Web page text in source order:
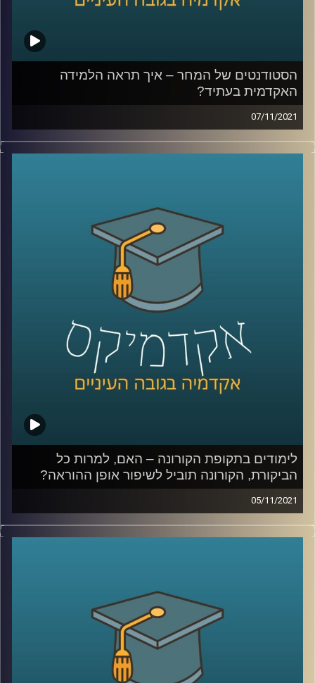
הסטודנטים של המחר – איך תראה הלמידה
האקדמית בעתיד?
07/11/2021
כיצד אוניברסיטאות בעולם כבר עכשיו משנות את אופן
הלמידה בהן כדי להתאים לעולם החדש? מה המגמות שרואים
עידן אלמוג, ראש היחידה לחדשנות בהוראה, יספר איך הוא
משער שתתקיים הלמידה באקדמיה בעתיד.
לשיחה על היחידה לחדשנות בהוראה:לחצו כאן
לשיחה על למידה בימי קורונה:
לחצו כאן
קרדיט תמונות:
AudioVersity
לימודים בתקופת הקורונה – האם, למרות כל
הביקורת, הקורונה תוביל לשיפור אופן ההוראה?
05/11/2021
הקורונה שינתה את האופן בו התנהלו הרבה ענפים ותחומים
ובהם גם ההוראה. וכך,כרעם ביום בהיר קיבלו כל העוסקים
עידן אלמוג, ראש היחידה לחדשנות בהוראה באוניברסיטת
רייכמן מספר על ההשפעות של הקורונה על הלמידה, האם
הקורונה הובילה לשינוי חיובי או שלילי באקדמיה ומה
מהשינויים שנעשו כהתאמות למצאת אך "כאן כדי להישאר".